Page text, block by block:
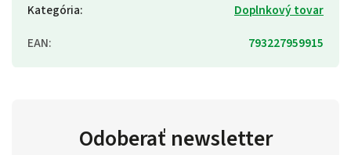
Kategória:
Doplnkový tovar
EAN: 793227959915
Odoberať newsletter